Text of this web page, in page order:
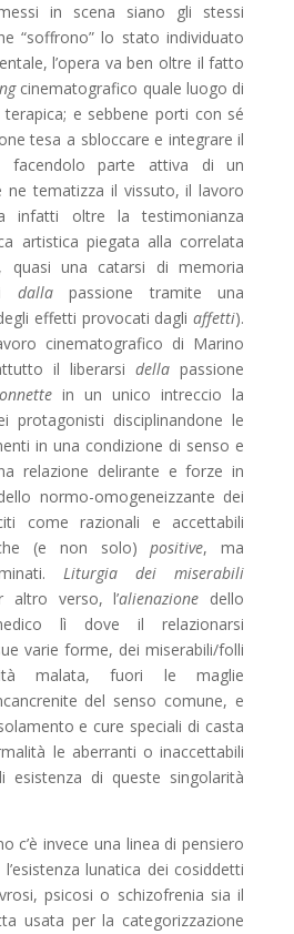
in scena siano gli stessi
“soffrono” lo stato individuato
l’opera va ben oltre il fatto
cinematografico quale luogo di
e sebbene porti con sé
tesa a sbloccare e integrare il
facendolo parte attiva di un
ne tematizza il vissuto, il lavoro
infatti oltre la testimonianza
artistica piegata alla correlata
quasi una catarsi di memoria
dallapassione tramite una
effetti provocati dagliaffetti).
cinematografico di Marino
il liberarsidella passione
in un unico intreccio la
disciplinandone le
in una condizione di senso e
relazione delirante e forze in
normo-omogeneizzante dei
come razionali e accettabili
(e non solo)positive, ma
Liturgia dei miserabili
altro verso, l’alienazione dello
lì dove il relazionarsi
varie forme, dei miserabili/folli
malata, fuori le maglie
del senso comune, e
e cure speciali di casta
le aberranti o inaccettabili
di queste singolarità
c’è invece una linea di pensiero
lunatica dei cosiddetti
psicosi o schizofrenia sia il
usata per la categorizzazione